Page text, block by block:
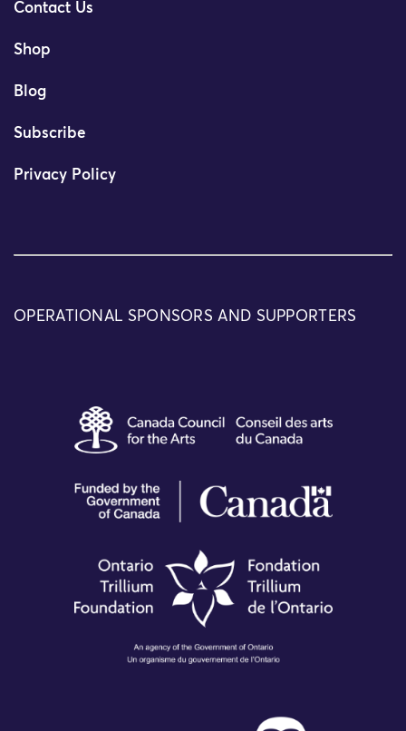
Contact Us
Shop
Blog
Subscribe
Privacy Policy
OPERATIONAL SPONSORS AND SUPPORTERS